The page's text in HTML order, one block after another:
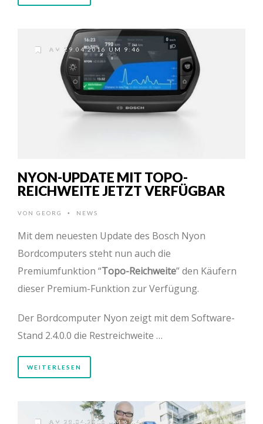
AM 29.04.2016 UM 9:46
NYON-UPDATE MIT TOPO-
REICHWEITE JETZT VERFÜGBAR
VON GEORG • NEWS
Mit dem neuesten Update des Bosch Nyon
Bordcomputers steht nun auch die
Premiumfunktion “Topo-Reichweite” den Käufern
dieser Premium-Funktion zur Verfügung.
Der Bordcomputer Nyon zeigt mit dem Software-
Stand 2.4.0.0 die Restreichweite …
WEITERLESEN
AM 28.04.2016 UM 6:14